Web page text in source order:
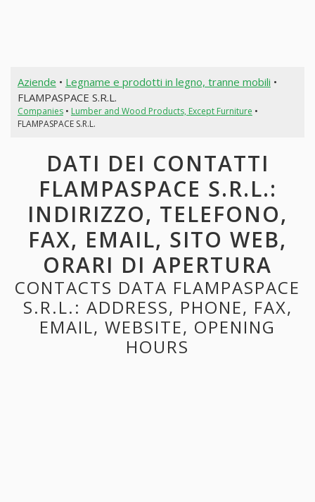
Aziende • Legname e prodotti in legno, tranne mobili •
FLAMPASPACE S.R.L.
Companies• Lumber and Wood Products, Except Furniture •
FLAMPASPACE S.R.L.
DATI DEI CONTATTI
FLAMPASPACE S.R.L.:
INDIRIZZO, TELEFONO,
FAX, EMAIL, SITO WEB,
ORARI DI APERTURA
CONTACTS DATA FLAMPASPACE
S.R.L.: ADDRESS, PHONE, FAX,
EMAIL, WEBSITE, OPENING
HOURS